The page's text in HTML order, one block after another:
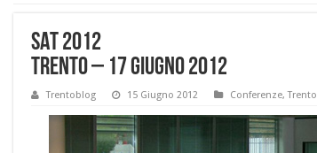
SAT 2012
Trento – 17 giugno 2012
Trentoblog 15 Giugno 2012 Conferenze,Trento